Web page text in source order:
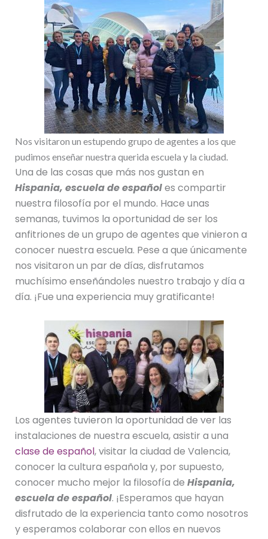
Nos visitaron un estupendo grupo de agentes a los que
pudimos enseñar nuestra querida escuela y la ciudad.
Una de las cosas que más nos gustan en
Hispania, escuela de españoles compartir
nuestra filosofía por el mundo. Hace unas
semanas, tuvimos la oportunidad de ser los
anfitriones de un grupo de agentes que vinieron a
conocer nuestra escuela. Pese a que únicamente
nos visitaron un par de días, disfrutamos
muchísimo enseñándoles nuestro trabajo y día a
día. ¡Fue una experiencia muy gratificante!
Los agentes tuvieron la oportunidad de ver las
instalaciones de nuestra escuela, asistir a una
clase de español, visitar la ciudad de Valencia,
conocer la cultura española y, por supuesto,
conocer mucho mejor la filosofía de Hispania,
escuela de español. ¡Esperamos que hayan
disfrutado de la experiencia tanto como nosotros
y esperamos colaborar con ellos en nuevos